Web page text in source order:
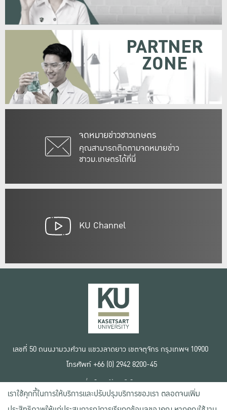
จดหมายข่าวชาวเกษตร
คุณสามารถติดตามจดหมายข่าว
ชาวม.เกษตรได้ที่นี่
PARTNER
ZONE
KU Channel
เลขที่ 50 ถนนงามวงศ์วาน แขวงลาดยาว เขตจตุจักร กรุงเทพฯ 10900
โทรศัพท์ +66 (0) 2942 8200-45
เงื่อนไขการใช้งานเว็บไซต์
ข้อตกลงด้านสิทธิ์ใช้งาน
นโยบายความเป็นส่วนตัว
เราใช้คุกกี้ในการให้บริการและปรับปรุงบริการของเรา ตลอดจนเพิ่ม